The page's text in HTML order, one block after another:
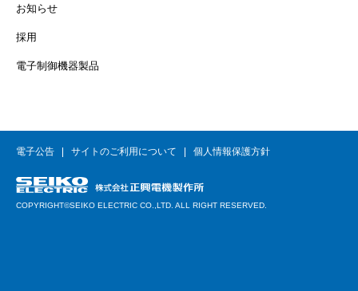
お知らせ
採用
電子制御機器製品
電子公告 サイトのご利用について 個人情報保護方針
COPYRIGHT©SEIKO ELECTRIC CO.,LTD. ALL RIGHT RESERVED.